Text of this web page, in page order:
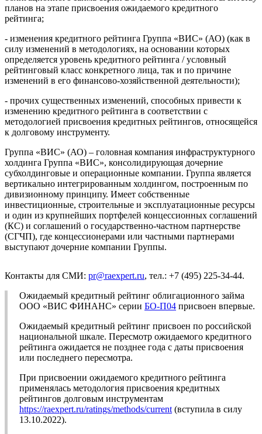
планов на этапе присвоения ожидаемого кредитного
рейтинга;
- изменения кредитного рейтинга Группа «ВИС» (АО) (как в
силу изменений в методологиях, на основании которых
определяется уровень кредитного рейтинга / условный
рейтинговый класс конкретного лица, так и по причине
изменений в его финансово-хозяйственной деятельности);
- прочих существенных изменений, способных привести к
изменению кредитного рейтинга в соответствии с
методологией присвоения кредитных рейтингов, относящейся
к долговому инструменту.
Группа «ВИС» (АО) – головная компания инфраструктурного
холдинга Группа «ВИС», консолидирующая дочерние
субхолдинговые и операционные компании. Группа является
вертикально интегрированным холдингом, построенным по
дивизионному принципу. Имеет собственные
инвестиционные, строительные и эксплуатационные ресурсы
и один из крупнейших портфелей концессионных соглашений
(КС) и соглашений о государственно-частном партнерстве
(СГЧП), где концессионерами или частными партнерами
выступают дочерние компании Группы.
Контакты для СМИ: pr@raexpert.ru, тел.: +7 (495) 225-34-44.
Ожидаемый кредитный рейтинг облигационного займа
ООО «ВИС ФИНАНС» серии БО-П04 присвоен впервые.
Ожидаемый кредитный рейтинг присвоен по российской
национальной шкале. Пересмотр ожидаемого кредитного
рейтинга ожидается не позднее года с даты присвоения
или последнего пересмотра.
При присвоении ожидаемого кредитного рейтинга
применялась методология присвоения кредитных
рейтингов долговым инструментам
https://raexpert.ru/ratings/methods/current (вступила в силу
13.10.2022).